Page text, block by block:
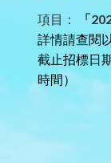
項目：
「
詳情請查閱
截止招標日
時間）